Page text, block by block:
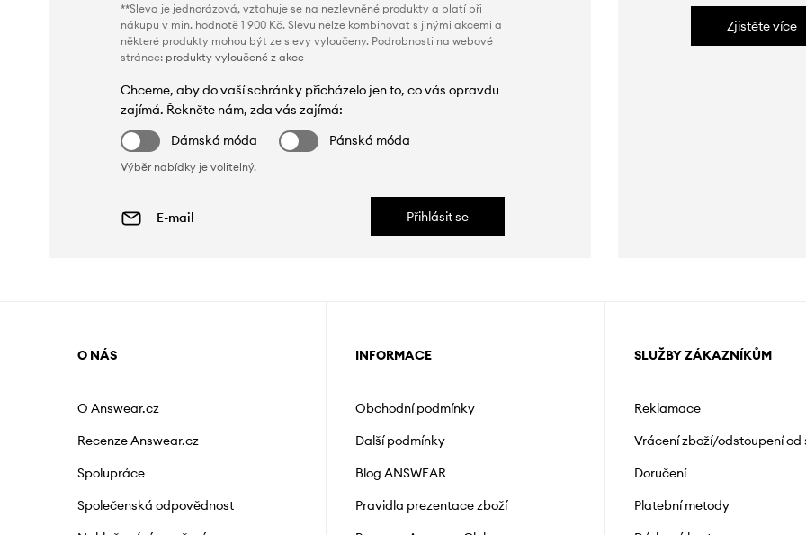
**Sleva je jednorázová, vztahuje se na nezlevněné produkty a platí při
nákupu v min. hodnotě 1 900 Kč. Slevu nelze kombinovat s jinými akcemi a
některé produkty mohou být ze slevy vyloučeny. Podrobnosti na webové
stránce: produkty vyloučené z akce
Chceme, aby do vaší schránky přicházelo jen to, co vás opravdu
zajímá. Řekněte nám, zda vás zajímá:
Dámská móda
Pánská móda
Výběr nabídky je volitelný.
Přihlásit se
Zjistěte více
O NÁS
O Answear.cz
Recenze Answear.cz
Spolupráce
Společenská odpovědnost
INFORMACE
Obchodní podmínky
Další podmínky
Blog ANSWEAR
Pravidla prezentace zboží
SLUŽBY ZÁKAZNÍKŮM
Reklamace
Vrácení zboží/odstoupení od
Doručení
Platební metody